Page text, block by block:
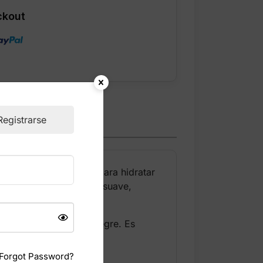
intensa diseñada para hidratar
deja la piel suave,
frutal y alegre. Es
Forgot Password?